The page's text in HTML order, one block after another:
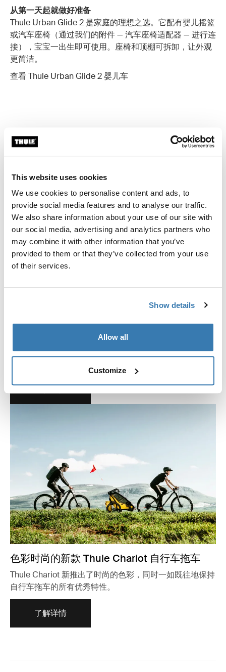
This website uses cookies
We use cookies to personalise content and ads, to
provide social media features and to analyse our traffic.
We also share information about your use of our site with
our social media, advertising and analytics partners who
may combine it with other information that you’ve
provided to them or that they’ve collected from your use
of their services.
Show details
Allow all
Customize
从第一天起就做好准备
Thule Urban Glide 2 是家庭的理想之选。它配有婴儿摇篮
或汽车座椅（通过我们的附件 — 汽车座椅适配器 — 进行连
接），宝宝一出生即可使用。座椅和顶棚可拆卸，让外观
更简洁。
查看 Thule Urban Glide 2 婴儿车
相关新闻
Thule 与埃梅莉·福斯贝里合作 — 跑步运动和家
认识我们的新朋友 — 欧洲锦标赛越野跑和登山运动员埃梅
色彩时尚的新款 Thule Chariot 自行车拖车
Thule Chariot 新推出了时尚的色彩，同时一如既往地保持
自行车拖车的所有优秀特性。
了解详情